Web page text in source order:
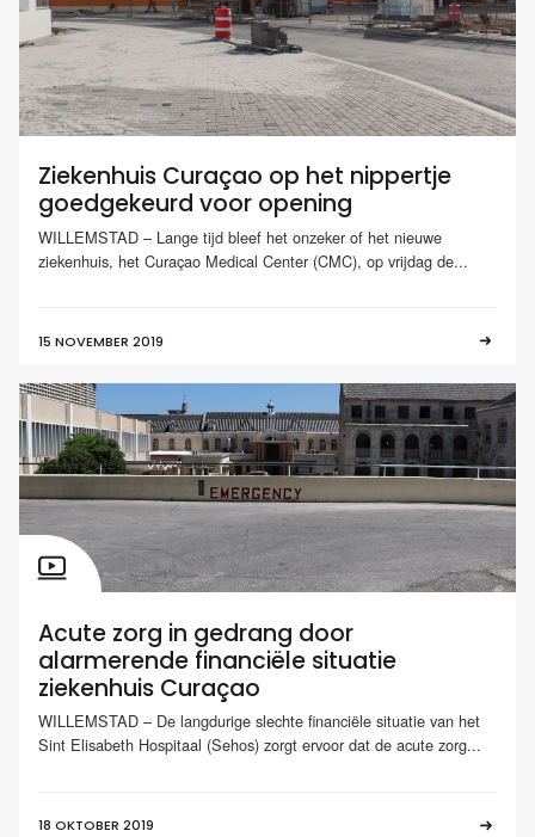
Ziekenhuis Curaçao op het nippertje
goedgekeurd voor opening
WILLEMSTAD – Lange tijd bleef het onzeker of het nieuwe
ziekenhuis, het Curaçao Medical Center (CMC), op vrijdag de...
15 NOVEMBER 2019
Acute zorg in gedrang door
alarmerende financiële situatie
ziekenhuis Curaçao
WILLEMSTAD – De langdurige slechte financiële situatie van het
Sint Elisabeth Hospitaal (Sehos) zorgt ervoor dat de acute zorg...
18 OKTOBER 2019